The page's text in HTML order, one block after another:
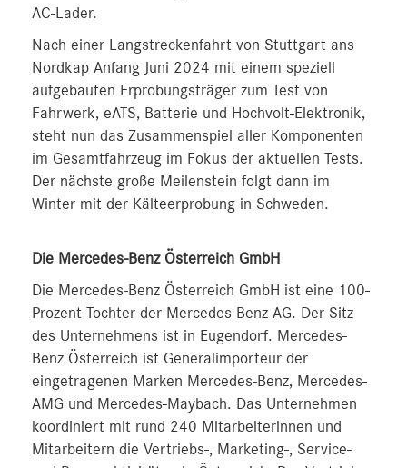
AC-Lader.
Nach einer Langstreckenfahrt von Stuttgart ans
Nordkap Anfang Juni 2024 mit einem speziell
aufgebauten Erprobungsträger zum Test von
Fahrwerk, eATS, Batterie und Hochvolt-Elektronik,
steht nun das Zusammenspiel aller Komponenten
im Gesamtfahrzeug im Fokus der aktuellen Tests.
Der nächste große Meilenstein folgt dann im
Winter mit der Kälteerprobung in Schweden.
Die Mercedes-Benz Österreich GmbH
Die Mercedes-Benz Österreich GmbH ist eine 100-
Prozent-Tochter der Mercedes-Benz AG. Der Sitz
des Unternehmens ist in Eugendorf. Mercedes-
Benz Österreich ist Generalimporteur der
eingetragenen Marken Mercedes-Benz, Mercedes-
AMG und Mercedes-Maybach. Das Unternehmen
koordiniert mit rund 240 Mitarbeiterinnen und
Mitarbeitern die Vertriebs-, Marketing-, Service-